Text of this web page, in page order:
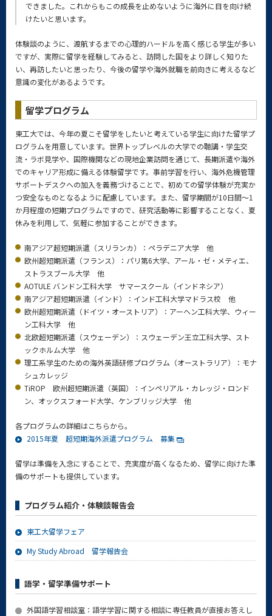
できました。これからもこの成長を止めないように海外に目を向け続
けたいと思います。
体験談のように、渡航するまでの心理的ハードルを高く感じる学生が多い
ですが、実際に留学を経験してみると、訪問した国をより詳しく知りた
い、再訪したいと思ったり、今後の留学や海外就職を前向きに考えるなど
意識の変化があるようです。
留学プログラム
東工大では、今年の夏こそ留学をしたいと考えている学生に向けた留学プ
ログラムを用意しています。世界トップレベルの大学での聴講・学生交
流・ラボ見学や、国際機関などの現地企業訪問を通じて、長期派遣や海外
でのキャリア形成に備える体験留学です。事前学習を行い、海外危機管理
サポートデスクへの加入を義務づけることで、初めての留学体験が充実か
つ安全なものとなるように配慮しています。また、留学期間が10日間～1
か月程度の短期プログラムですので、研究活動等に影響することなく、夏
休みを利用して、気軽に参加することができます。
南アジア超短期派遣（スリランカ）：ペラデニア大学 他
欧州超短期派遣（フランス）：パリ第6大学、アール・ゼ・メティエ、
ストラスブール大学 他
AOTULE バンドン工科大学 サマースクール（インドネシア）
南アジア超短期派遣（インド）：インド工科大学マドラス校 他
欧州超短期派遣（ドイツ・オーストリア）：アーヘン工科大学、ウィー
ン工科大学 他
北欧超短期派遣（スウェーデン）：スウェーデン王立工科大学、スト
ックホルム大学 他
理工系学生のための海外英語研修プログラム（オーストラリア）：モナ
シュカレッジ
TiROP 欧州超短期派遣（英国）：インペリアル・カレッジ・ロンド
ン、オックスフォード大学、ケンブリッジ大学 他
各プログラムの詳細はこちらから。
2015年夏 超短期海外派遣プログラム 募集
留学は準備を入念にすることで、充実度が高くなるため、留学に向けた準
備のサポートも提供しています。
プログラム紹介・体験談報告会
東工大留学フェア
My Study Abroad 留学報告会
語学・留学準備サポート
外国語学習相談室：語学学習に関する相談に専任教員が直接お答えし